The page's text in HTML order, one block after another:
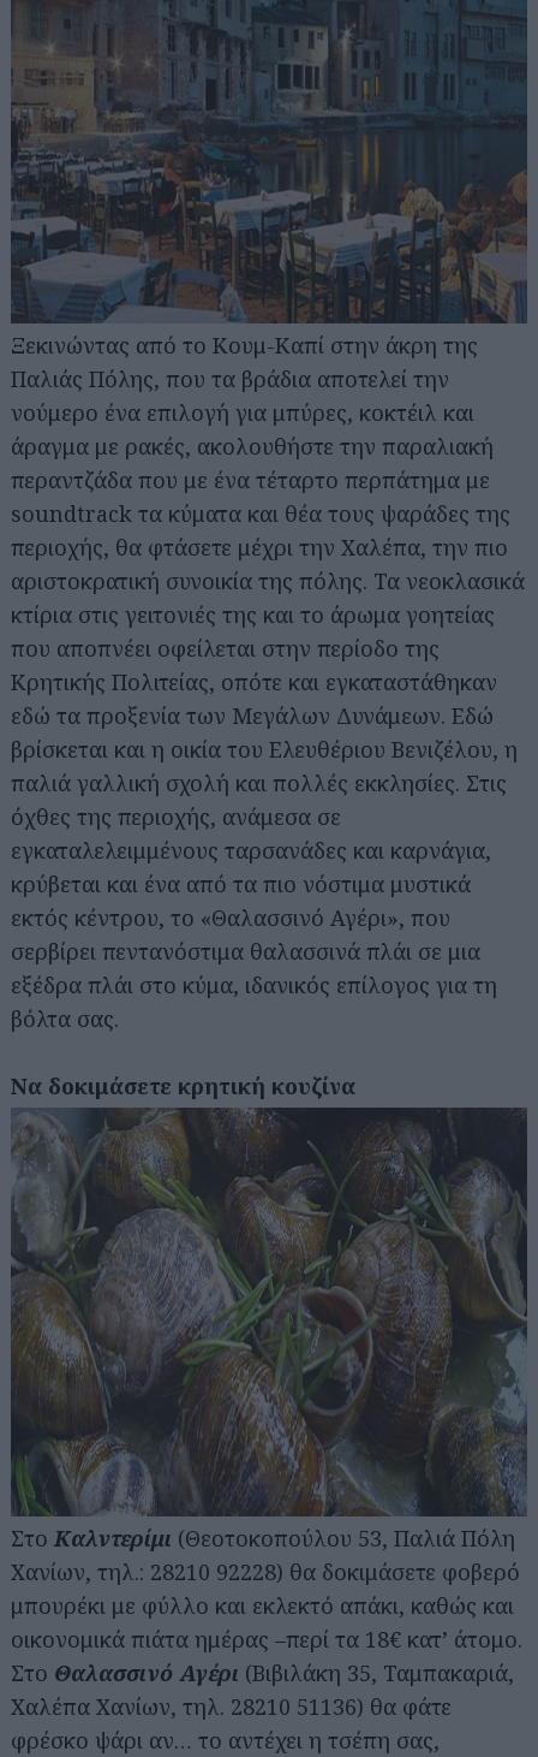
Ξεκινώντας από το Κουμ-Καπί στην άκρη της
Παλιάς Πόλης, που τα βράδια αποτελεί την
νούμερο ένα επιλογή για μπύρες, κοκτέιλ και
άραγμα με ρακές, ακολουθήστε την παραλιακή
περαντζάδα που με ένα τέταρτο περπάτημα με
soundtrack τα κύματα και θέα τους ψαράδες της
περιοχής, θα φτάσετε μέχρι την Χαλέπα, την πιο
αριστοκρατική συνοικία της πόλης. Τα νεοκλασικά
κτίρια στις γειτονιές της και το άρωμα γοητείας
που αποπνέει οφείλεται στην περίοδο της
Κρητικής Πολιτείας, οπότε και εγκαταστάθηκαν
εδώ τα προξενία των Μεγάλων Δυνάμεων. Εδώ
βρίσκεται και η οικία του Ελευθέριου Βενιζέλου, η
παλιά γαλλική σχολή και πολλές εκκλησίες. Στις
όχθες της περιοχής, ανάμεσα σε
εγκαταλελειμμένους ταρσανάδες και καρνάγια,
κρύβεται και ένα από τα πιο νόστιμα μυστικά
εκτός κέντρου, το «Θαλασσινό Αγέρι», που
σερβίρει πεντανόστιμα θαλασσινά πλάι σε μια
εξέδρα πλάι στο κύμα, ιδανικός επίλογος για τη
βόλτα σας.
Να δοκιμάσετε κρητική κουζίνα
Στο Καλντερίμι (Θεοτοκοπούλου 53, Παλιά Πόλη
Χανίων, τηλ.: 28210 92228) θα δοκιμάσετε φοβερό
μπουρέκι με φύλλο και εκλεκτό απάκι, καθώς και
οικονομικά πιάτα ημέρας –περί τα 18€ κατ’ άτομο.
Στο Θαλασσινό Αγέρι (Βιβιλάκη 35, Ταμπακαριά,
Χαλέπα Χανίων, τηλ. 28210 51136) θα φάτε
φρέσκο ψάρι αν… το αντέχει η τσέπη σας,